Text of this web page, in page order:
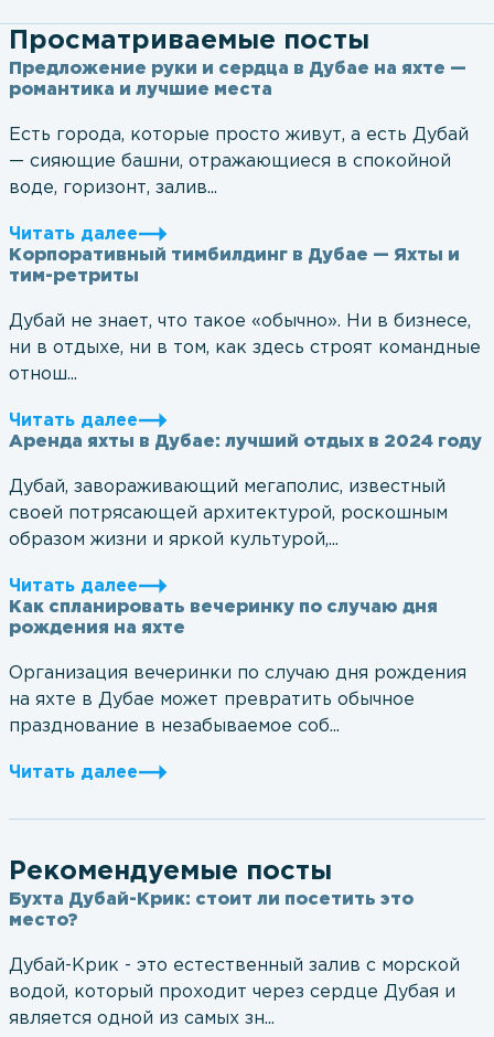
Просматриваемые посты
Предложение руки и сердца в Дубае на яхте —
романтика и лучшие места
Есть города, которые просто живут, а есть Дубай
— сияющие башни, отражающиеся в спокойной
воде, горизонт, залив...
Читать далее
Корпоративный тимбилдинг в Дубае — Яхты и
тим-ретриты
Дубай не знает, что такое «обычно». Ни в бизнесе,
ни в отдыхе, ни в том, как здесь строят командные
отнош...
Читать далее
Аренда яхты в Дубае: лучший отдых в 2024 году
Дубай, завораживающий мегаполис, известный
своей потрясающей архитектурой, роскошным
образом жизни и яркой культурой,...
Читать далее
Как спланировать вечеринку по случаю дня
рождения на яхте
Организация вечеринки по случаю дня рождения
на яхте в Дубае может превратить обычное
празднование в незабываемое соб...
Читать далее
Рекомендуемые посты
Бухта Дубай-Крик: стоит ли посетить это
место?
Дубай-Крик - это естественный залив с морской
водой, который проходит через сердце Дубая и
является одной из самых зн...